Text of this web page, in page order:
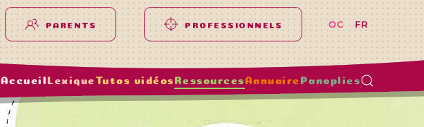
PARENTS PROFESSIONNELS OC FR
AccueilLexiqueTutos vidéosRessourcesAnnuairePanoplies